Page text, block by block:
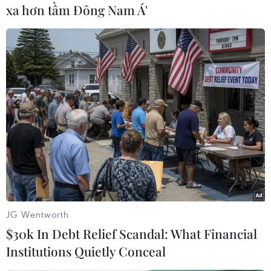
#Không khí lạnh #Bắc Bộ #Rét đậm
#Rét hại
#Mưa
Theo dõi VietnamPlus
xa hơn tầm Đông Nam Á'
JG Wentworth
$30k In Debt Relief Scandal: What Financial
Institutions Quietly Conceal